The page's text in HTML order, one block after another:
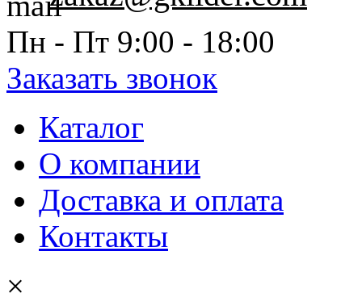
Пн - Пт 9:00 - 18:00
Заказать звонок
Каталог
О компании
Доставка и оплата
Контакты
×